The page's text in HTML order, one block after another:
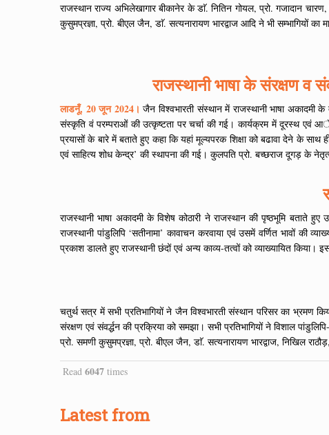
राजस्थान राज्य अभिलेखागार बीकानेर के डाॅ. नितिन गोयल, प्रो. गजादान
कुसुमप्रज्ञा, प्रो. बीएल जैन, डाॅ. सत्यनारायण भारद्वाज आदि ने भी सम्भागियों का
राजस्थानी भाषा के संरक्षण व
लाडनूँ, 20 जून 2024। जैन विश्वभारती संस्थान में राजस्थानी भाषा अकादमी के
संस्कृति वं परम्पराओं की उत्कृष्टता पर चर्चा की गई। कार्यक्रम में दूरस्थ एवं
प्रयासों के बारे में बताते हुए कहा कि यहां मूल्यपरक शिक्षा को बढावा देने के साथ
एवं साहित्य शोध केन्द्र’ की स्थापना की गई। कुलपति प्रो. बच्छराज दूगड़ के
राजस्थानी भाषा अकादमी के विशेष कोठारी ने राजस्थान की पृष्ठभूमि
राजस्थानी पांडुलिपि ‘सतीनामा’ कावाचन करवाया एवं उसमें वर्णित भावों की
प्रकाश डालते हुए राजस्थानी छंदों एवं अन्य काव्य-तत्वों को व्याख्यायित
चतुर्थ सत्र में सभी प्रतिभागियों ने जैन विश्वभारती संस्थान परिसर का भ्रमण
संरक्षण एवं संवर्द्धन की प्रक्रिया को समझा। सभी प्रतिभागियों ने विशाल
प्रो. समणी कुसुमप्रज्ञा, प्रो. बीएल जैन, डाॅ. सत्यनारायण भारद्वाज, निखिल
Read 6047 times
Latest from